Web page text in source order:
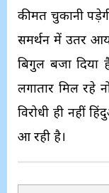
कीमत चुकानी
समर्थन में उतर
बिगुल बजा दिया
लगातार मिल रहे
विरोधी ही नहीं
आ रही है।